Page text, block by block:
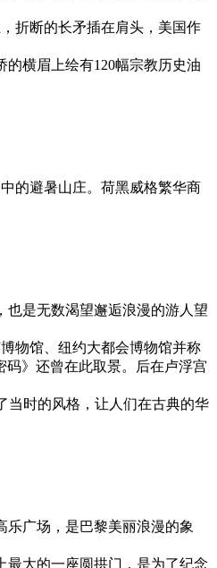
折断的长矛插在肩头，美国作
横眉上绘有120幅宗教历史油
的避暑山庄。荷黑威格繁华商
也是无数渴望邂逅浪漫的游人望
物馆、纽约大都会博物馆并称
码》还曾在此取景。后在卢浮宫
当时的风格，让人们在古典的华
乐广场，是巴黎美丽浪漫的象
最大的一座圆拱门，是为了纪念